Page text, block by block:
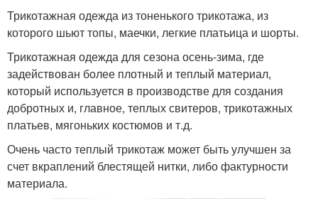
Трикотажная одежда из тоненького трикотажа, из
которого шьют топы, маечки, легкие платьица и шорты.
Трикотажная одежда для сезона осень-зима, где
задействован более плотный и теплый материал,
который используется в производстве для создания
добротных и, главное, теплых свитеров, трикотажных
платьев, мягоньких костюмов и т.д.
Очень часто теплый трикотаж может быть улучшен за
счет вкраплений блестящей нитки, либо фактурности
материала.